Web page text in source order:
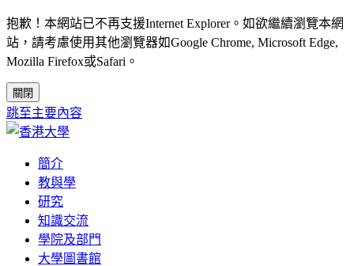
抱歉！本網站已不再支援Internet Explorer。如欲繼續瀏覽本網
站，請考慮使用其他瀏覽器如Google Chrome, Microsoft Edge,
Mozilla Firefox或Safari。
關閉
跳至主要內容
簡介
教與學
研究
知識交流
學院及部門
大學圖書館